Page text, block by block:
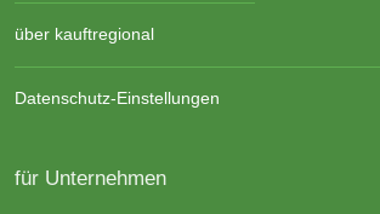
über kauftregional
Datenschutz-Einstellungen
für Unternehmen